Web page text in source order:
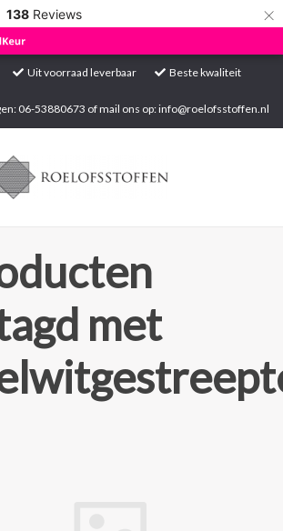
138 Reviews ×
Uit voorraad leverbaar
Beste kwaliteit
06-53880673 of mail ons op:info@roelofsstoffen.nl
met